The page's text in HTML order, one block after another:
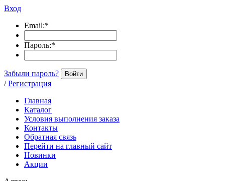
Вход
Email:*
Пароль:*
Забыли пароль? Войти
/ Регистрация
Главная
Каталог
Условия выполнения заказа
Контакты
Обратная связь
Перейти на главный сайт
Новинки
Акции